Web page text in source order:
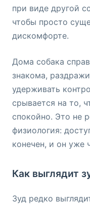
при виде другой
чтобы просто
дискомфорте.
Дома собака
знакома,
удерживать
срывается на то,
спокойно. Это не
физиология:
конечен, и он уже
Как выглядит
Зуд редко